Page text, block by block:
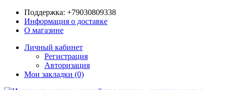
Поддержка: +79030809338
Информация о доставке
О магазине
Личный кабинет
Регистрация
Авторизация
Мои закладки (0)